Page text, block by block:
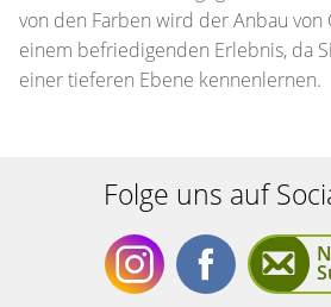
von den Farben wird der Anbau von
einem befriedigenden Erlebnis, da
einer tieferen Ebene kennenlernen.
Folge uns auf